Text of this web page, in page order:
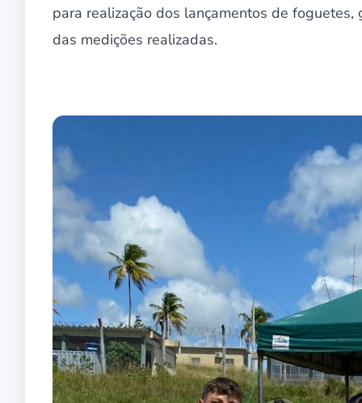
para realização dos lançamentos de
das medições realizadas.